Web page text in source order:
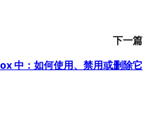
下一篇
中：如何使用、禁用或删除它